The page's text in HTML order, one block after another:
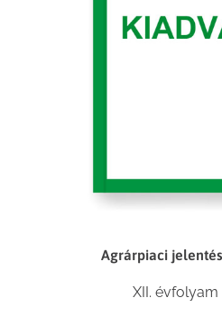
Agrárpiaci
XII. évfolyam